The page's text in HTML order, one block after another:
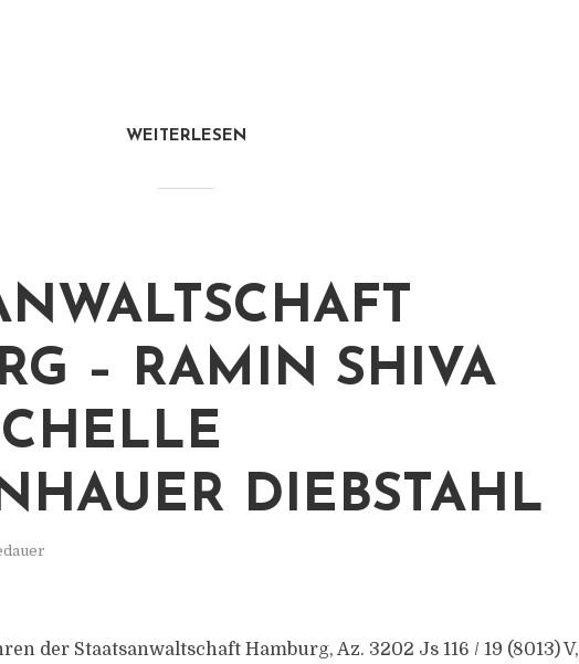
WEITERLESEN
– RAMIN SHIVA
DIEBSTAHL
der Staatsanwaltschaft Hamburg, Az. 3202 Js 116 / 19 (8013) V,